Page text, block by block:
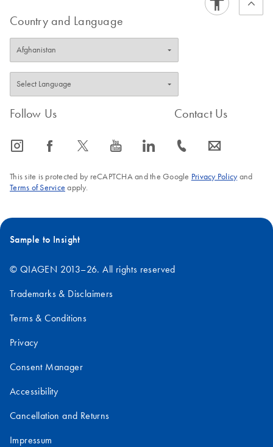
Country and Language
Follow Us
icon_0065_instagram-s icon_0064_facebook-s icon_0340_cc_gen_x-s icon_0077_youtube-s icon_0066_linkedin-s
Contact Us
icon_0072_phone-s icon_0063_envelope-s
This site is protected by reCAPTCHA and the Google Privacy Policyand
Terms of Service apply.
Sample to Insight
© QIAGEN 2013–26. All rights reserved
Trademarks & Disclaimers
Terms & Conditions
Privacy
Consent Manager
Accessibility
Cancellation and Returns
Impressum